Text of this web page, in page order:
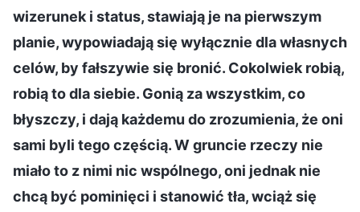
wizerunek i status, stawiają je na pierwszym
planie, wypowiadają się wyłącznie dla własnych
celów, by fałszywie się bronić. Cokolwiek robią,
robią to dla siebie. Gonią za wszystkim, co
błyszczy, i dają każdemu do zrozumienia, że oni
sami byli tego częścią. W gruncie rzeczy nie
miało to z nimi nic wspólnego, oni jednak nie
chcą być pominięci i stanowić tła, wciąż się